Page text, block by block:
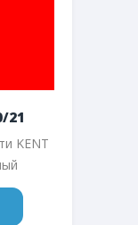
21
KENT